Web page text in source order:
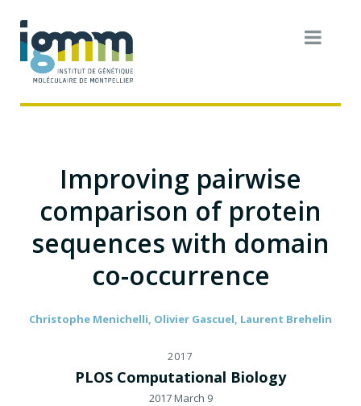
Improving pairwise
comparison of protein
sequences with domain
co-occurrence
Christophe Menichelli, Olivier Gascuel, Laurent Brehelin
2017
PLOS Computational Biology
2017 March 9